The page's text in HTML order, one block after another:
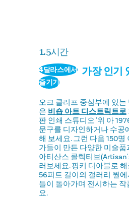
1.5시간
4달라스에서 가장 인기
즐기기
오크 클리프 중심부에 있
은 비숍 아트 디스트릭트로
판 인쇄 스튜디오 '위 아
문구를 디자인하거나 수공
해 보세요. 그런 다음 150명
가들이 만든 다양한 미술품
아티산스 콜렉티브
러보세요. 핑키 디아블로
56피트 길이의 갤러리 월
들이 돌아가며 전시하는 작
요.